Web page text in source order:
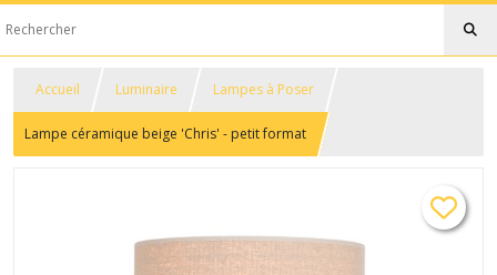
Accueil Luminaire Lampes à Poser
Lampe céramique beige 'Chris' - petit format